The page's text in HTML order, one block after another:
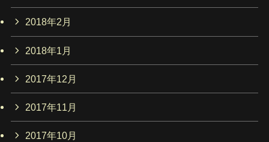
2018年2月
2018年1月
2017年12月
2017年11月
2017年10月